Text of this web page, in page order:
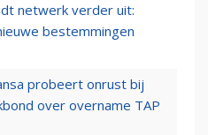
netwerk verder uit:
bestemmingen
probeert onrust bij
over overname TAP